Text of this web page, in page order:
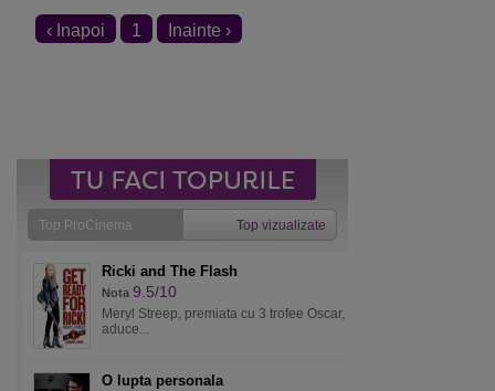
‹ Inapoi 1 Inainte ›
Top ProCinema Top vizualizate
Ricki and The Flash
Nota 9.5/10
Meryl Streep, premiata cu 3 trofee Oscar,
aduce...
O lupta personala